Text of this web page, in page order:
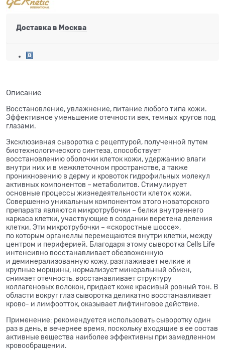
Доставка в Москва
Описание
Восстановление, увлажнение, питание любого типа кожи.
Эффективное уменьшение отечности век, темных кругов под
глазами.
Эксклюзивная сыворотка с рецептурой, полученной путем
биотехнологического синтеза, способствует
восстановлению оболочки клеток кожи, удержанию влаги
внутри них и в межклеточном пространстве, а также
проникновению в дерму и кровоток гидрофильных молекул
активных компонентов – метаболитов. Стимулирует
основные процессы жизнедеятельности клеток кожи.
Совершенно уникальным компонентом этого новаторского
препарата являются микротрубочки – белки внутреннего
каркаса клетки, участвующие в создании веретена деления
клетки. Эти микротрубочки – «скоростные шоссе»,
по которым органеллы перемещаются внутри клетки, между
центром и периферией. Благодаря этому сыворотка Cells Life
интенсивно восстанавливает обезвоженную
и деминерализованную кожу, разглаживает мелкие и
крупные морщины, нормализует минеральный обмен,
снимает отечность, восстанавливает структуру
коллагеновых волокон, придает коже красивый ровный тон. В
области вокруг глаз сыворотка деликатно восстанавливает
крово- и лимфоотток, оказывает лифтинговое действие.
Применение: рекомендуется использовать сыворотку один
раз в день, в вечернее время, поскольку входящие в ее состав
активные вещества наиболее эффективны при замедленном
кровообращении.